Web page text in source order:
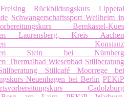
Rückbildungskurs Lippetal
Schwangerschaftssport Weilheim in
Bernkastel-Kues
Laurensberg, Kreis Aachen
Konstanz
Stein bei Nürnberg
Thermalbad Wiesenbad Stillberatung
Stillcafé Moorrege bei
Neuenhagen bei Berlin PEKiP
Cadolzburg